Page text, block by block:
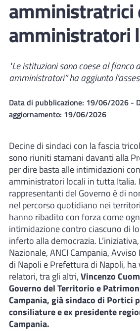
amministratrici
amministratori
"Le istituzioni sono coese al fianco
amministratori” ha aggiunto
Data di pubblicazione: 19/06/2026 -
aggiornamento: 19/06/2026
Decine di sindaci con la fascia
sono riuniti stamani davanti alla
per dire basta alle intimidazioni
amministratori locali in tutta Italia.
rappresentanti del Governo è di
nel percorso quotidiano nei
hanno ribadito con forza come
intimidazione contro ciascuno di
inferto alla democrazia.
Nazionale, ANCI Campania,
di Napoli e Prefettura di Napoli,
relatori, tra gli altri,Vincenzo
Governo del Territorio e
Campania, già sindaco di Portici
consiliature e ex presidente
Campania.